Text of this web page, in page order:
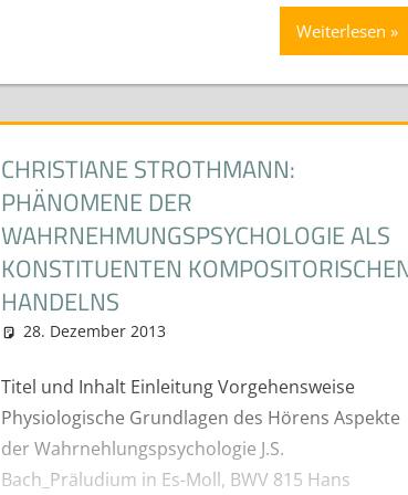
Weiterlesen
CHRISTIANE STROTHMANN:
PHÄNOMENE DER
WAHRNEHMUNGSPSYCHOLOGIE ALS
KONSTITUENTEN
HANDELNS
28. Dezember 2013
Titel und Inhalt Einleitung Vorgehensweise
Physiologische Grundlagen des Hörens Aspekte
der Wahrnehlungspsychologie J.S.
Bach_Präludium in Es-Moll, BWV 815 Hans